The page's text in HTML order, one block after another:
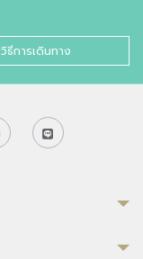
วิธีการเดินทาง